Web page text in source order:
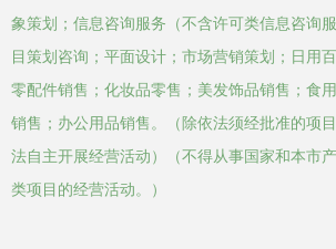
象策划；信息咨询服务（不含许可类信息咨询
目策划咨询；平面设计；市场营销策划；日用
零配件销售；化妆品零售；美发饰品销售；食
销售；办公用品销售。（除依法须经批准的项
法自主开展经营活动）（不得从事国家和本市
类项目的经营活动。）